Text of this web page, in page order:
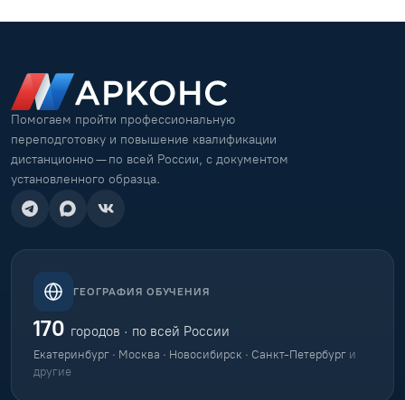
Помогаем пройти профессиональную
переподготовку и повышение квалификации
дистанционно — по всей России, с документом
установленного образца.
ГЕОГРАФИЯ ОБУЧЕНИЯ
170 городов · по всей России
Екатеринбург · Москва · Новосибирск · Санкт-Петербург и
другие